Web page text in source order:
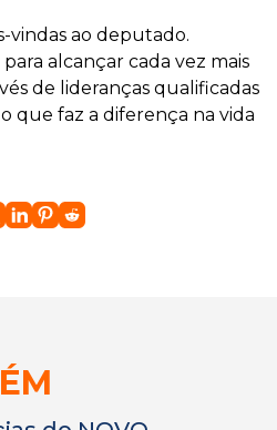
vindas ao deputado.
alcançar cada vez mais
de lideranças qualificadas
que faz a diferença na vida